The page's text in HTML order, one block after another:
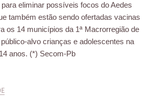
eliminar possíveis focos do Aedes
também estão sendo ofertadas vacinas
os 14 municípios da 1ª Macrorregião de
alvo crianças e adolescentes na
anos. (*) Secom-Pb